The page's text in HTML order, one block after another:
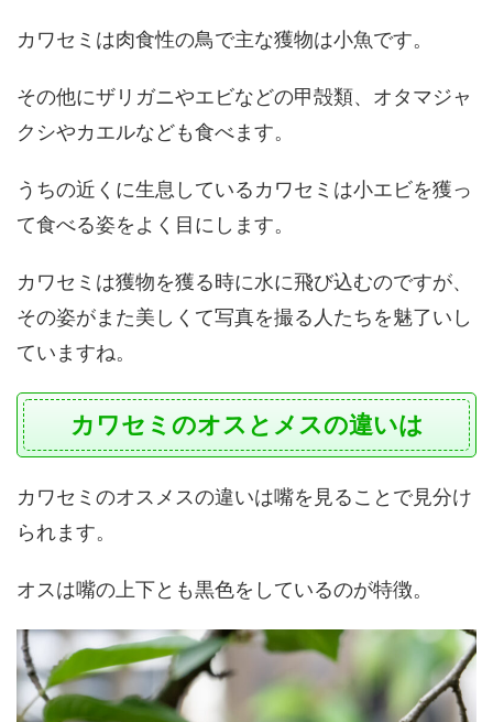
カワセミは肉食性の鳥で主な獲物は小魚です。
その他にザリガニやエビなどの甲殻類、オタマジャ
クシやカエルなども食べます。
うちの近くに生息しているカワセミは小エビを獲っ
て食べる姿をよく目にします。
カワセミは獲物を獲る時に水に飛び込むのですが、
その姿がまた美しくて写真を撮る人たちを魅了いし
ていますね。
カワセミのオスとメスの違いは
カワセミのオスメスの違いは嘴を見ることで見分け
られます。
オスは嘴の上下とも黒色をしているのが特徴。